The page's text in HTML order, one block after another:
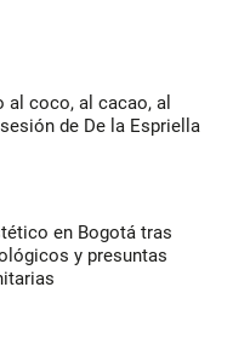
al coco, al cacao, al
de De la Espriella
en Bogotá tras
y presuntas